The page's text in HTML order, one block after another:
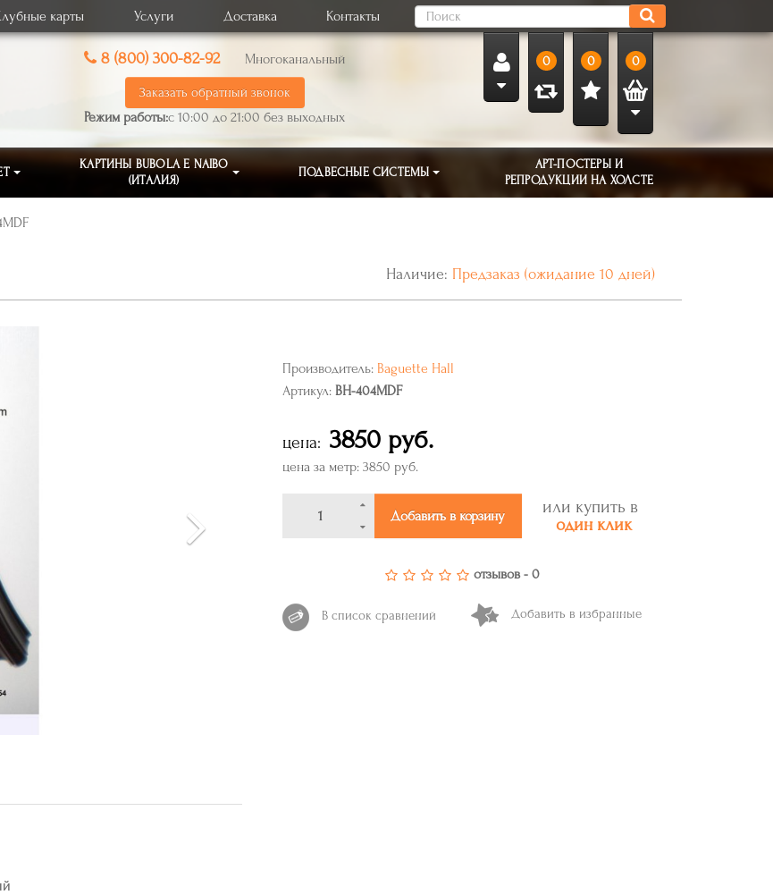
карты Услуги Доставка Контакты
8 (800) 300-82-92 Многоканальный
Заказать обратный звонок
Режим работы:с 10:00 до 21:00 без выходных
0 0 0
КАРТИНЫ BUBOLA E NAIBO
(ИТАЛИЯ)
ПОДВЕСНЫЕ СИСТЕМЫ
АРТ-ПОСТЕРЫ И
РЕПРОДУКЦИИ НА ХОЛСТЕ
Наличие: Предзаказ (ожидание 10 дней)
Производитель: Baguette Hall
Артикул: BH-404MDF
цена: 3850 руб.
цена за метр: 3850 руб.
Добавить в корзину
или купить в
один клик
отзывов - 0
В список сравнений Добавить в избранные